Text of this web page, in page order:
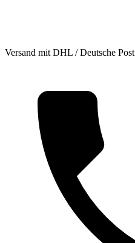
Versand mit DHL / Deutsche Post